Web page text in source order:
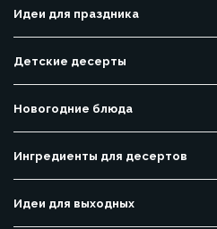
Идеи для праздника
Детские десерты
Новогодние блюда
Ингредиенты для десертов
Идеи для выходных